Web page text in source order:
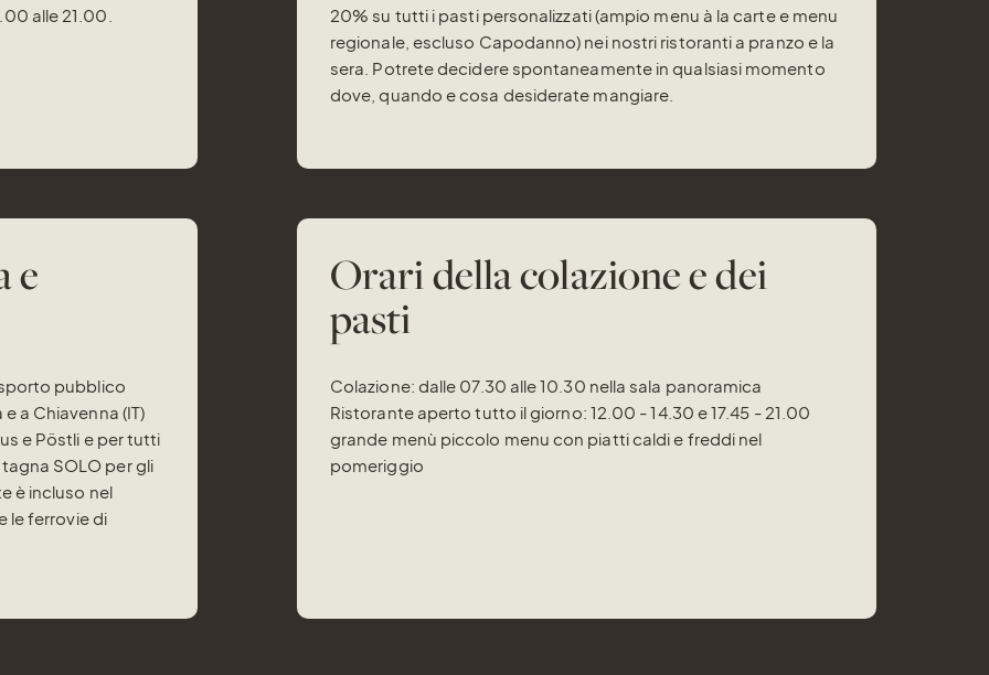
alle 21.00.
20% su tutti i pasti personalizzati (ampio menu à la carte e menu
regionale, escluso Capodanno) nei nostri ristoranti a pranzo e la
sera. Potrete decidere spontaneamente in qualsiasi momento
dove, quando e cosa desiderate mangiare.
e
pubblico
a Chiavenna (IT)
e Pöstli e per tutti
SOLO per gli
è incluso nel
le ferrovie di
Orari della colazione e dei
pasti
Colazione: dalle 07.30 alle 10.30 nella sala panoramica
Ristorante aperto tutto il giorno: 12.00 - 14.30 e 17.45 - 21.00
grande menù piccolo menu con piatti caldi e freddi nel
pomeriggio